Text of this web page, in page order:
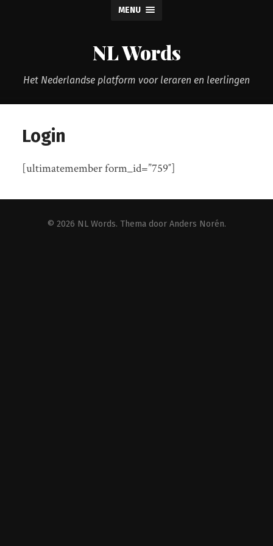
MENU
NL Words
Het Nederlandse platform voor leraren en leerlingen
Login
[ultimatemember form_id=”759″]
© 2026 NL Words. Thema door Anders Norén.